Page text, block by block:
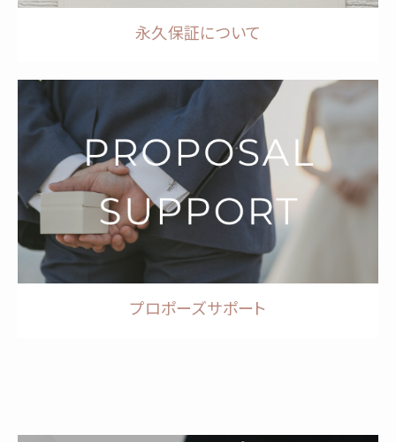
永久保証について
プロポーズサポート